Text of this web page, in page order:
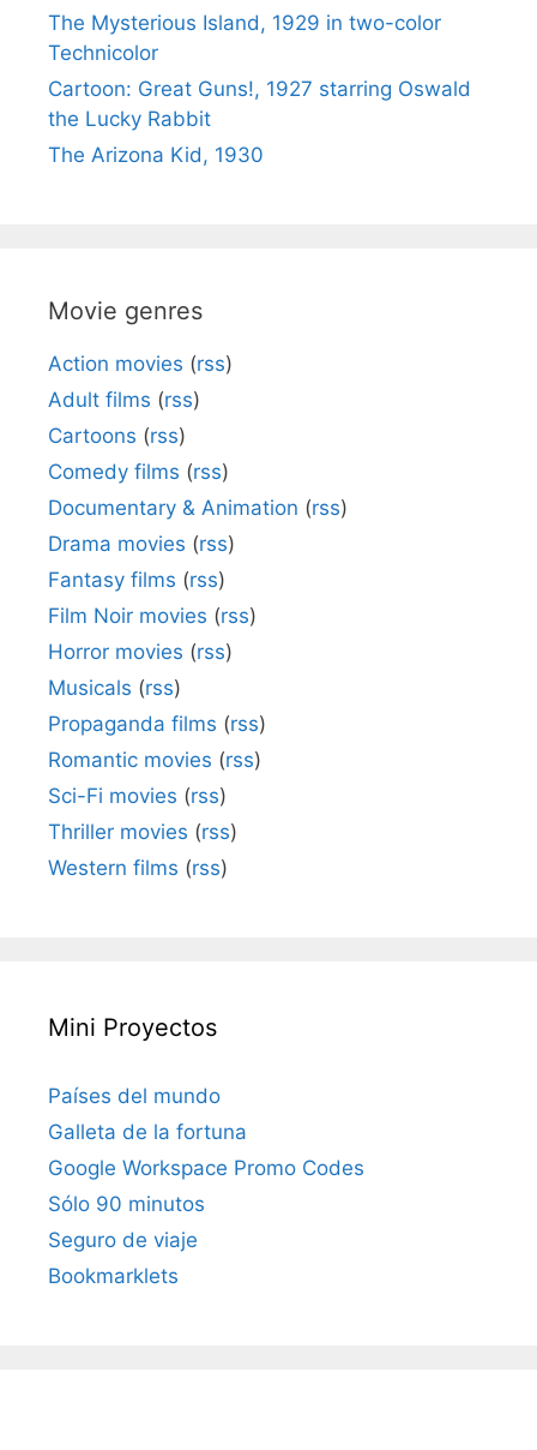
The Mysterious Island, 1929 in two-color
Technicolor
Cartoon: Great Guns!, 1927 starring Oswald
the Lucky Rabbit
The Arizona Kid, 1930
Movie genres
Action movies (rss)
Adult films (rss)
Cartoons (rss)
Comedy films (rss)
Documentary & Animation (rss)
Drama movies (rss)
Fantasy films (rss)
Film Noir movies (rss)
Horror movies (rss)
Musicals (rss)
Propaganda films (rss)
Romantic movies (rss)
Sci-Fi movies (rss)
Thriller movies (rss)
Western films (rss)
Mini Proyectos
Países del mundo
Galleta de la fortuna
Google Workspace Promo Codes
Sólo 90 minutos
Seguro de viaje
Bookmarklets